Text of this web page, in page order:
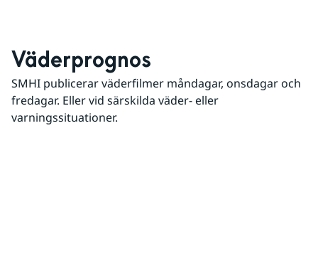
Väderprognos
SMHI publicerar väderfilmer måndagar, onsdagar och
fredagar. Eller vid särskilda väder- eller
varningssituationer.